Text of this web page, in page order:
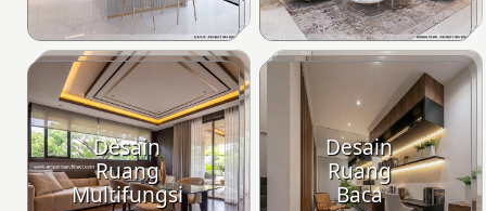
Desain
Ruang
Multifungsi
Desain
Ruang
Baca